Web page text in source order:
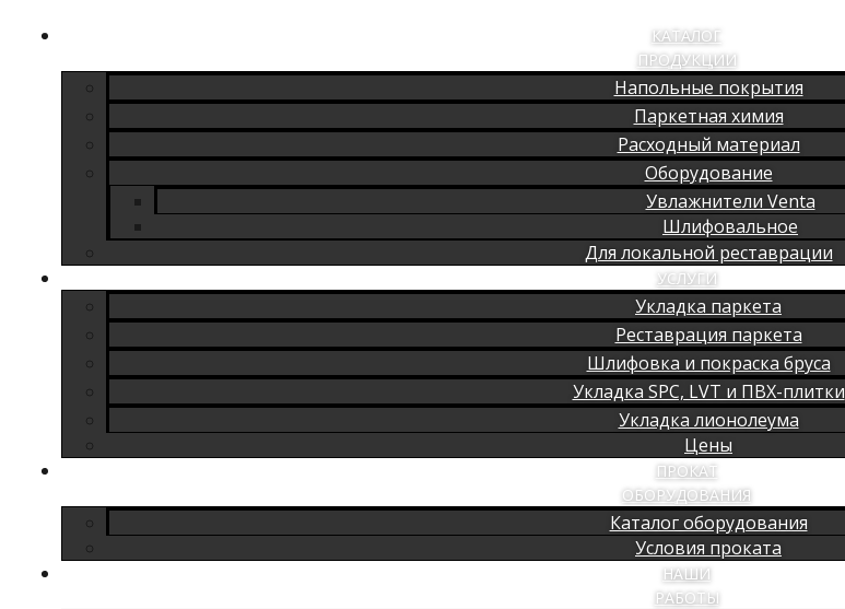
КАТАЛОГ
ПРОДУКЦИИ
Напольные покрытия
Паркетная химия
Расходный материал
Оборудование
Увлажнители Venta
Шлифовальное
Для локальной реставрации
УСЛУГИ
Укладка паркета
Реставрация паркета
Шлифовка и покраска бруса
Укладка SPC, LVT и ПВХ-плитки
Укладка лионолеума
Цены
ПРОКАТ
ОБОРУДОВАНИЯ
Каталог оборудования
Условия проката
НАШИ
РАБОТЫ